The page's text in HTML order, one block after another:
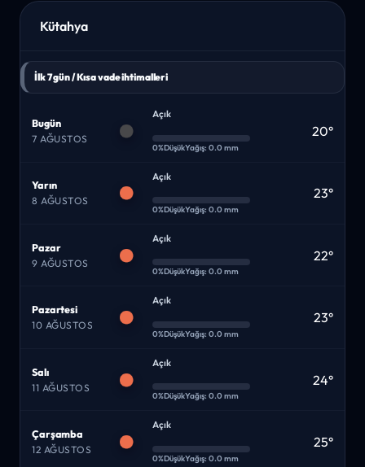
Kütahya
İlk 7 gün / Kısa vade ihtimalleri
Bugün
7 AĞUSTOS
Açık
0%DüşükYağış: 0.0 mm
20°
Yarın
8 AĞUSTOS
Açık
0%DüşükYağış: 0.0 mm
23°
Pazar
9 AĞUSTOS
Açık
0%DüşükYağış: 0.0 mm
22°
Pazartesi
10 AĞUSTOS
Açık
0%DüşükYağış: 0.0 mm
23°
Salı
11 AĞUSTOS
Açık
0%DüşükYağış: 0.0 mm
24°
Çarşamba
12 AĞUSTOS
Açık
0%DüşükYağış: 0.0 mm
25°